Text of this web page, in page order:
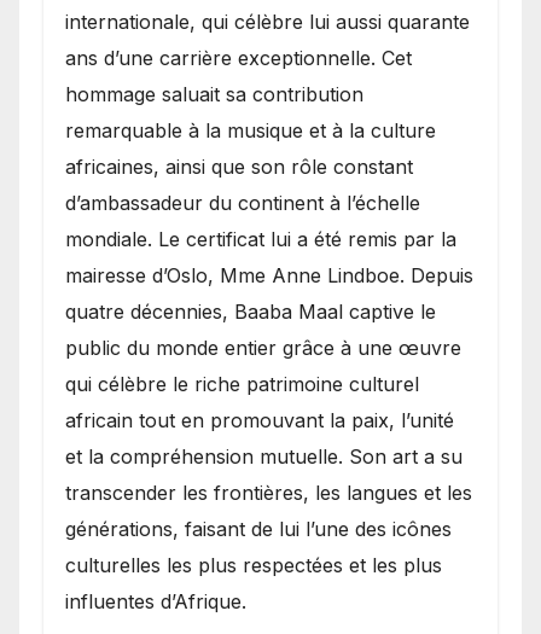
internationale, qui célèbre lui aussi quarante
ans d’une carrière exceptionnelle. Cet
hommage saluait sa contribution
remarquable à la musique et à la culture
africaines, ainsi que son rôle constant
d’ambassadeur du continent à l’échelle
mondiale. Le certificat lui a été remis par la
mairesse d’Oslo, Mme Anne Lindboe. Depuis
quatre décennies, Baaba Maal captive le
public du monde entier grâce à une œuvre
qui célèbre le riche patrimoine culturel
africain tout en promouvant la paix, l’unité
et la compréhension mutuelle. Son art a su
transcender les frontières, les langues et les
générations, faisant de lui l’une des icônes
culturelles les plus respectées et les plus
influentes d’Afrique.